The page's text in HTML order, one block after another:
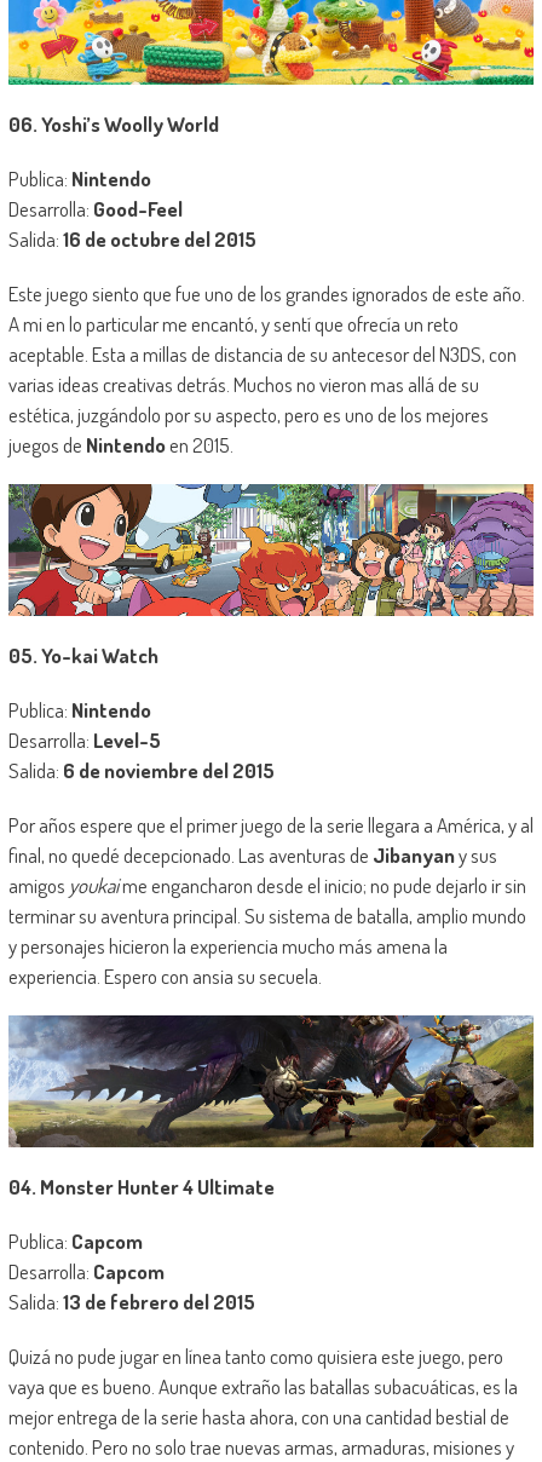
06. Yoshi’s Woolly World
Publica: Nintendo
Desarrolla: Good-Feel
Salida:16 de octubre del 2015
Este juego siento que fue uno de los grandes ignorados de este año.
A mi en lo particular me encantó, y sentí que ofrecía un reto
aceptable. Esta a millas de distancia de su antecesor del N3DS, con
varias ideas creativas detrás. Muchos no vieron mas allá de su
estética, juzgándolo por su aspecto, pero es uno de los mejores
juegos de Nintendoen 2015.
05. Yo-kai Watch
Publica: Nintendo
Desarrolla: Level-5
Salida: 6 de noviembre del 2015
Por años espere que el primer juego de la serie llegara a América, y al
final, no quedé decepcionado. Las aventuras de Jibanyany sus
amigos youkaime engancharon desde el inicio; no pude dejarlo ir sin
terminar su aventura principal. Su sistema de batalla, amplio mundo
y personajes hicieron la experiencia mucho más amena la
experiencia. Espero con ansia su secuela.
04. Monster Hunter 4 Ultimate
Publica: Capcom
Desarrolla: Capcom
Salida:13 de febrero del 2015
Quizá no pude jugar en línea tanto como quisiera este juego, pero
vaya que es bueno. Aunque extraño las batallas subacuáticas, es la
mejor entrega de la serie hasta ahora, con una cantidad bestial de
contenido. Pero no solo trae nuevas armas, armaduras, misiones y